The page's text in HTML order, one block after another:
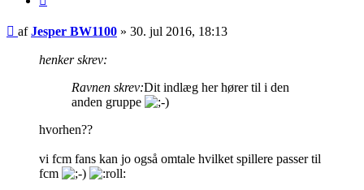
Indlæg
afJesper BW1100 » 30. jul 2016, 18:13
henker skrev:
Ravnen skrev:Dit indlæg her hører til i den
anden gruppe
hvorhen??
vi fcm fans kan jo også omtale hvilket spillere passer til
fcm